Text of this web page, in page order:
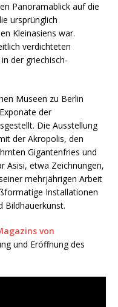
Panoramablick auf die
ursprünglich
Kleinasiens war.
verdichteten
der griechisch-
Museen zu Berlin
der
Die Ausstellung
der Akropolis, den
Gigantenfries und
Asisi, etwa Zeichnungen,
mehrjährigen Arbeit
Installationen
Bildhauerkunst.
von
und Eröffnung des